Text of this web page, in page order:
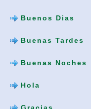
Buenos Dias
Buenas Tardes
Buenas Noches
Hola
Gracias